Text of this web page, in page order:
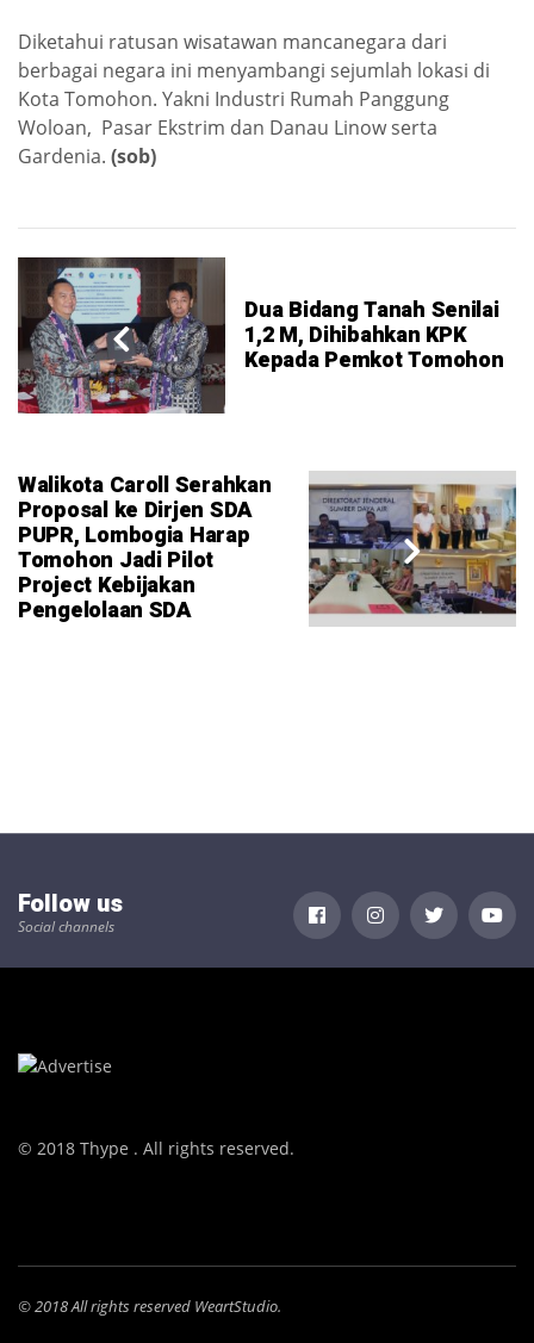
Diketahui ratusan wisatawan mancanegara dari
berbagai negara ini menyambangi sejumlah lokasi di
Kota Tomohon. Yakni Industri Rumah Panggung
Woloan, Pasar Ekstrim dan Danau Linow serta
Gardenia. (sob)
Dua Bidang Tanah Senilai
1,2 M, Dihibahkan KPK
Kepada Pemkot Tomohon
Walikota Caroll Serahkan
Proposal ke Dirjen SDA
PUPR, Lombogia Harap
Tomohon Jadi Pilot
Project Kebijakan
Pengelolaan SDA
Follow us
Social channels
© 2018 Thype . All rights reserved.
© 2018 All rights reserved WeartStudio.